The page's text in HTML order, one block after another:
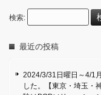
検索:
最近の投稿
2024/3/31日曜日～4/1
した。【東京・埼玉・